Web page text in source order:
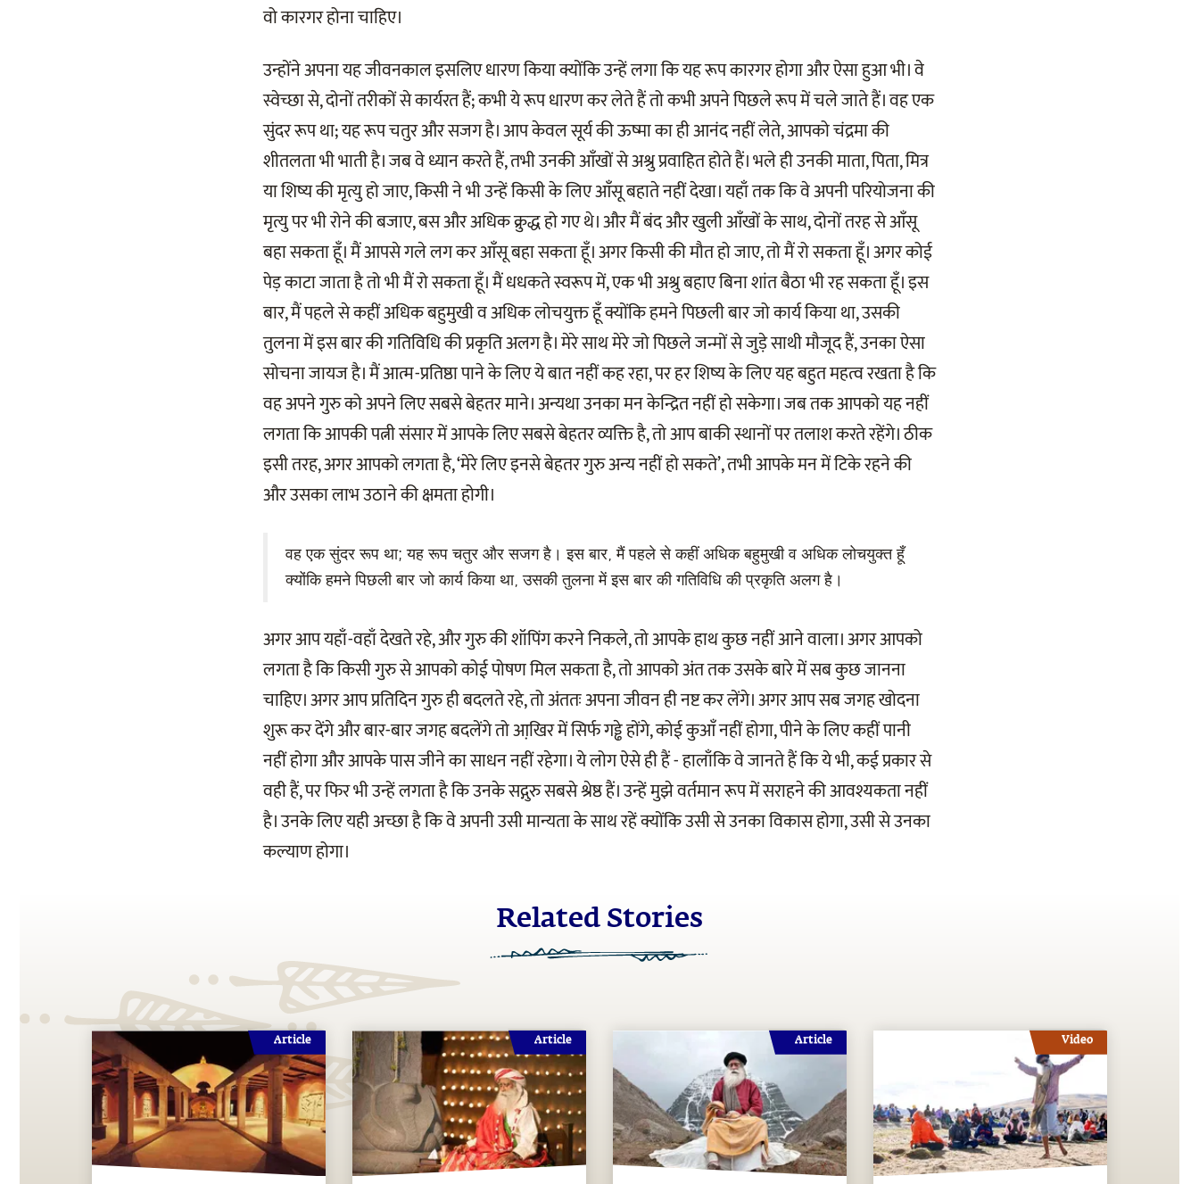
वो कारगर होना चाहिए।
उन्होंने अपना यह जीवनकाल इसलिए धारण किया क्योंकि उन्हें लगा कि यह रूप कारगर होगा और ऐसा हुआ भी। वे
स्वेच्छा से, दोनों तरीकों से कार्यरत हैं; कभी ये रूप धारण कर लेते हैं तो कभी अपने पिछले रूप में चले जाते हैं। वह एक
सुंदर रूप था; यह रूप चतुर और सजग है। आप केवल सूर्य की ऊष्मा का ही आनंद नहीं लेते, आपको चंद्रमा की
शीतलता भी भाती है। जब वे ध्यान करते हैं, तभी उनकी आँखों से अश्रु प्रवाहित होते हैं। भले ही उनकी माता, पिता, मित्र
या शिष्य की मृत्यु हो जाए, किसी ने भी उन्हें किसी के लिए आँसू बहाते नहीं देखा। यहाँ तक कि वे अपनी परियोजना की
मृत्यु पर भी रोने की बजाए, बस और अधिक क्रुद्ध हो गए थे। और मैं बंद और खुली आँखों के साथ, दोनों तरह से आँसू
बहा सकता हूँ। मैं आपसे गले लग कर आँसू बहा सकता हूँ। अगर किसी की मौत हो जाए, तो मैं रो सकता हूँ। अगर कोई
पेड़ काटा जाता है तो भी मैं रो सकता हूँ। मैं धधकते स्वरूप में, एक भी अश्रु बहाए बिना शांत बैठा भी रह सकता हूँ। इस
बार, मैं पहले से कहीं अधिक बहुमुखी व अधिक लोचयुक्त हूँ क्योंकि हमने पिछली बार जो कार्य किया था, उसकी
तुलना में इस बार की गतिविधि की प्रकृति अलग है। मेरे साथ मेरे जो पिछले जन्मों से जुड़े साथी मौजूद हैं, उनका ऐसा
सोचना जायज है। मैं आत्म-प्रतिष्ठा पाने के लिए ये बात नहीं कह रहा, पर हर शिष्य के लिए यह बहुत महत्व रखता है कि
वह अपने गुरु को अपने लिए सबसे बेहतर माने। अन्यथा उनका मन केन्द्रित नहीं हो सकेगा। जब तक आपको यह नहीं
लगता कि आपकी पत्नी संसार में आपके लिए सबसे बेहतर व्यक्ति है, तो आप बाकी स्थानों पर तलाश करते रहेंगे। ठीक
इसी तरह, अगर आपको लगता है, ‘मेरे लिए इनसे बेहतर गुरु अन्य नहीं हो सकते’, तभी आपके मन में टिके रहने की
और उसका लाभ उठाने की क्षमता होगी।
वह एक सुंदर रूप था; यह रूप चतुर और सजग है। इस बार, मैं पहले से कहीं अधिक बहुमुखी व अधिक लोचयुक्त हूँ
क्योंकि हमने पिछली बार जो कार्य किया था, उसकी तुलना में इस बार की गतिविधि की प्रकृति अलग है।
अगर आप यहाँ-वहाँ देखते रहे, और गुरु की शॉपिंग करने निकले, तो आपके हाथ कुछ नहीं आने वाला। अगर आपको
लगता है कि किसी गुरु से आपको कोई पोषण मिल सकता है, तो आपको अंत तक उसके बारे में सब कुछ जानना
चाहिए। अगर आप प्रतिदिन गुरु ही बदलते रहे, तो अंततः अपना जीवन ही नष्ट कर लेंगे। अगर आप सब जगह खोदना
शुरू कर देंगे और बार-बार जगह बदलेंगे तो आखि़र में सिर्फ गड्ढे होंगे, कोई कुआँ नहीं होगा, पीने के लिए कहीं पानी
नहीं होगा और आपके पास जीने का साधन नहीं रहेगा। ये लोग ऐसे ही हैं - हालाँकि वे जानते हैं कि ये भी, कई प्रकार से
वही हैं, पर फिर भी उन्हें लगता है कि उनके सद्गुरु सबसे श्रेष्ठ हैं। उन्हें मुझे वर्तमान रूप में सराहने की आवश्यकता नहीं
है। उनके लिए यही अच्छा है कि वे अपनी उसी मान्यता के साथ रहें क्योंकि उसी से उनका विकास होगा, उसी से उनका
कल्याण होगा।
Related Stories
Article Article Article Video